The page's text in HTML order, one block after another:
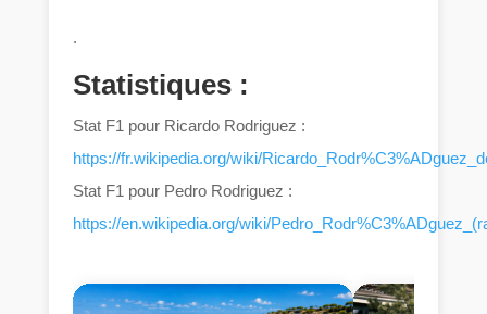
.
Statistiques :
Stat F1 pour Ricardo Rodriguez :
https://fr.wikipedia.org/wiki/
Stat F1 pour Pedro Rodriguez :
https://en.wikipedia.org/wiki/